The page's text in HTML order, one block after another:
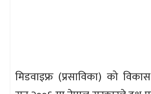
मिडवाइफ्र (प्रसाविका) को